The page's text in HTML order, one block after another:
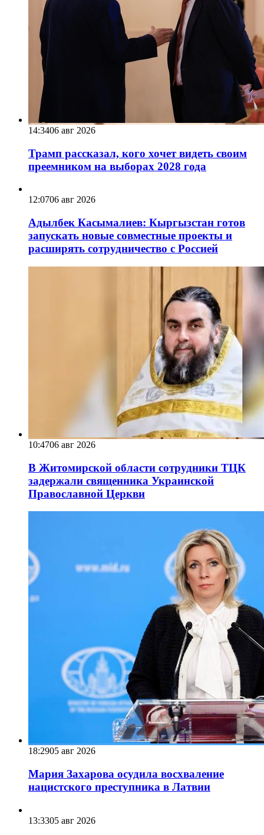
14:3406 авг 2026
Трамп рассказал, кого хочет видеть своим
преемником на выборах 2028 года
12:0706 авг 2026
Адылбек Касымалиев: Кыргызстан готов
запускать новые совместные проекты и
расширять сотрудничество с Россией
10:4706 авг 2026
В Житомирской области сотрудники ТЦК
задержали священника Украинской
Православной Церкви
18:2905 авг 2026
Мария Захарова осудила восхваление
нацистского преступника в Латвии
13:3305 авг 2026